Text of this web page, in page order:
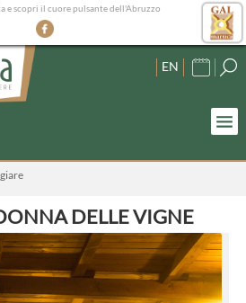
e scopri il cuore pulsante dell'Abruzzo
EN
DELLE VIGNE